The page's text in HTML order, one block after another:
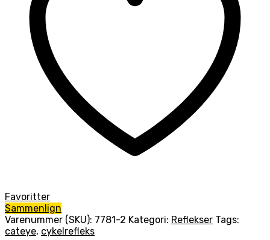
Favoritter
Sammenlign
Varenummer (SKU): 7781-2 Kategori: Reflekser Tags:
cateye, cykelrefleks